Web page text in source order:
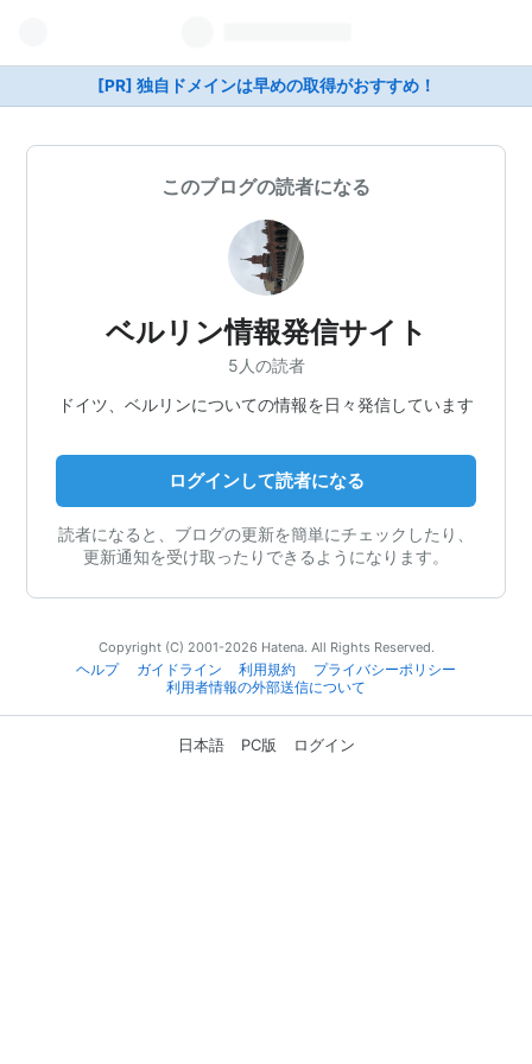
[PR] 独自ドメインは早めの取得がおすすめ！
このブログの読者になる
ベルリン情報発信サイト
5人の読者
ドイツ、ベルリンについての情報を日々発信しています
ログインして読者になる
読者になると、ブログの更新を簡単にチェックしたり、
更新通知を受け取ったりできるようになります。
Copyright (C) 2001-2026 Hatena. All Rights Reserved.
ヘルプ
ガイドライン 利用規約
プライバシーポリシー
利用者情報の外部送信について
日本語 PC版 ログイン